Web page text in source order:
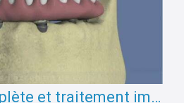
Mandibule complète et traitement implantaire pour un bridge fixe vissé